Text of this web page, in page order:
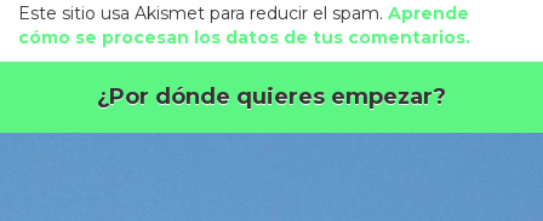
Este sitio usa Akismet para reducir el spam. Aprende
cómo se procesan los datos de tus comentarios.
¿Por dónde quieres empezar?